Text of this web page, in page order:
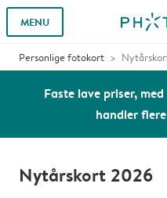
MENU
Personlige fotokort
Faste lave priser,
handler
Nytårskort 2026